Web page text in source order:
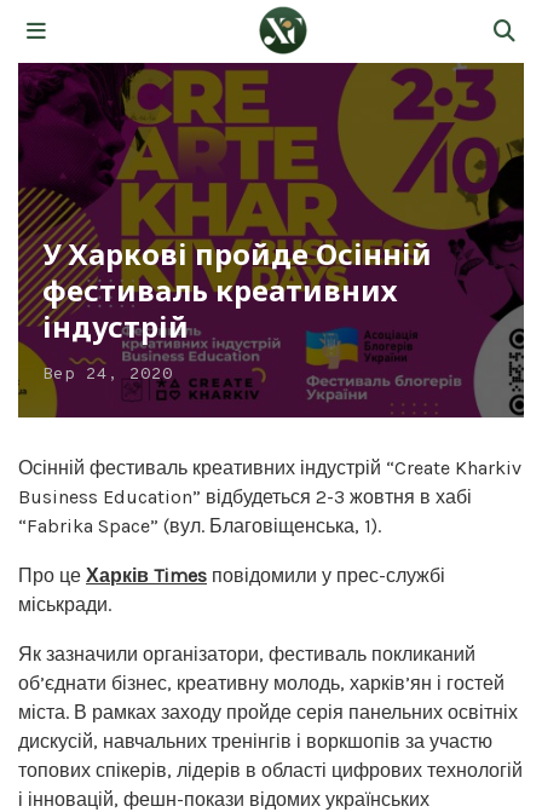
У Харкові пройде Осінній
фестиваль креативних
індустрій
Вер 24, 2020
Осінній фестиваль креативних індустрій “Create Kharkiv
Business Education” відбудеться 2-3 жовтня в хабі
“Fabrika Space” (вул. Благовіщенська, 1).
Про це Харків Times повідомили у прес-службі
міськради.
Як зазначили організатори, фестиваль покликаний
об’єднати бізнес, креативну молодь, харків’ян і гостей
міста. В рамках заходу пройде серія панельних освітніх
дискусій, навчальних тренінгів і воркшопів за участю
топових спікерів, лідерів в області цифрових технологій
і інновацій, фешн-покази відомих українських